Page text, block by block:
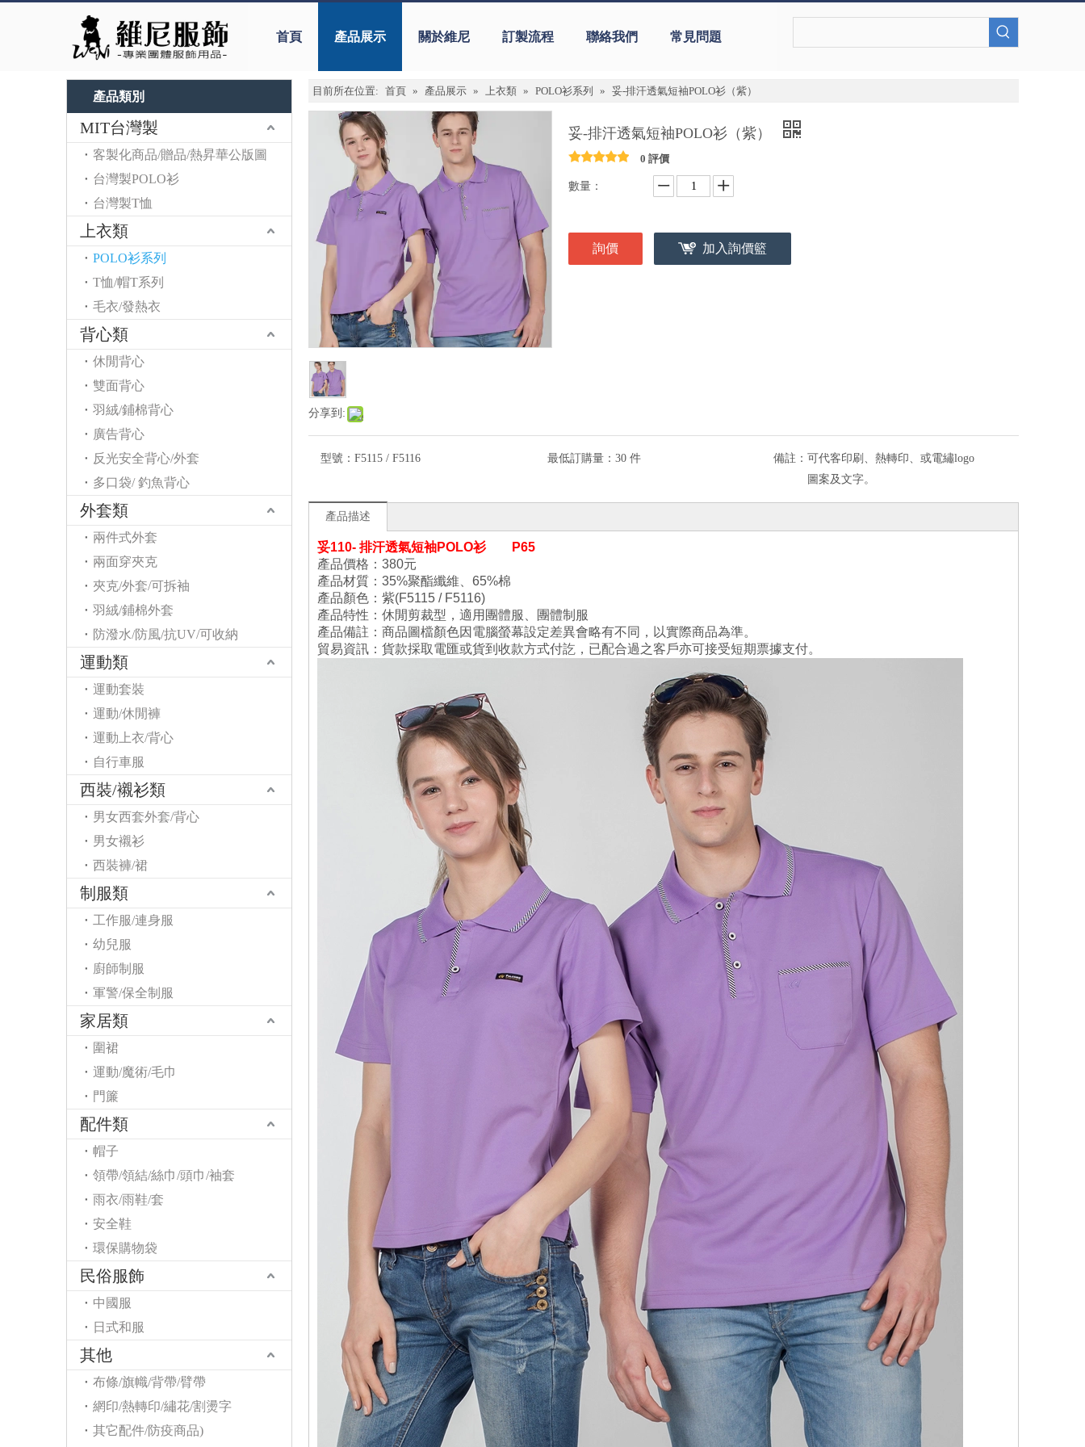
首頁 產品展示 關於維尼 訂製流程 聯絡我們 常見問題
產品類別
MIT台灣製
客製化商品/贈品/熱昇華公版圖
台灣製POLO衫
台灣製T恤
上衣類
POLO衫系列
T恤/帽T系列
毛衣/發熱衣
背心類
休閒背心
雙面背心
羽絨/鋪棉背心
廣告背心
反光安全背心/外套
多口袋/ 釣魚背心
外套類
兩件式外套
兩面穿夾克
夾克/外套/可拆袖
羽絨/鋪棉外套
防潑水/防風/抗UV/可收納
運動類
運動套裝
運動/休閒褲
運動上衣/背心
自行車服
西裝/襯衫類
男女西套外套/背心
男女襯衫
西裝褲/裙
制服類
工作服/連身服
幼兒服
廚師制服
軍警/保全制服
家居類
圍裙
運動/魔術/毛巾
門簾
配件類
帽子
領帶/領結/絲巾/頭巾/袖套
雨衣/雨鞋/套
安全鞋
環保購物袋
民俗服飾
中國服
日式和服
其他
布條/旗幟/背帶/臂帶
網印/熱轉印/繡花/割燙字
其它配件/防疫商品)
目前所在位置: 首頁 » 產品展示 » 上衣類 » POLO衫系列 » 妥-排汗透氣短袖POLO衫（紫）
分享到:
妥-排汗透氣短袖POLO衫（紫）
0 評價
數量：
詢價 加入詢價籃
型號： F5115 / F5116 最低訂購量： 30 件 備註： 可代客印刷、熱轉印、或電繡logo
圖案及文字。
產品描述
妥110- 排汗透氣短袖POLO衫 P65
產品價格： 380元
產品材質： 35%聚酯纖維、 65%棉
產品顏色：紫(F5115 / F5116)
產品特性：休閒剪裁型，適用團體服、團體制服
產品備註：商品圖檔顏色因電腦螢幕設定差異會略有不同，以實際商品為準。
貿易資訊：貨款採取電匯或貨到收款方式付訖，已配合過之客戶亦可接受短期票據支付。